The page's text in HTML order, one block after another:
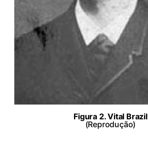
Figura 2. Vital Brazil
(Reprodução)